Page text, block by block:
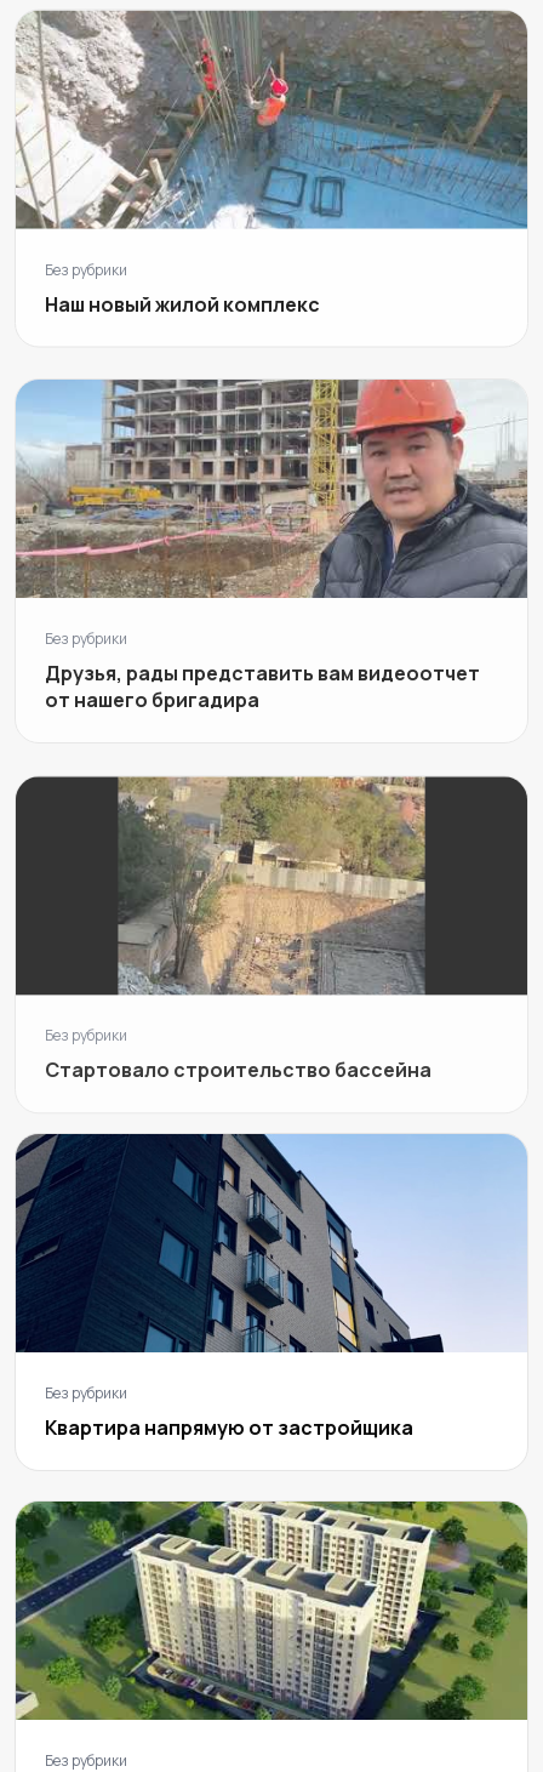
Без рубрики
Наш новый жилой комплекс
Без рубрики
Друзья, рады представить вам видеоотчет
от нашего бригадира
Без рубрики
Стартовало строительство бассейна
Без рубрики
Квартира напрямую от застройщика
Без рубрики